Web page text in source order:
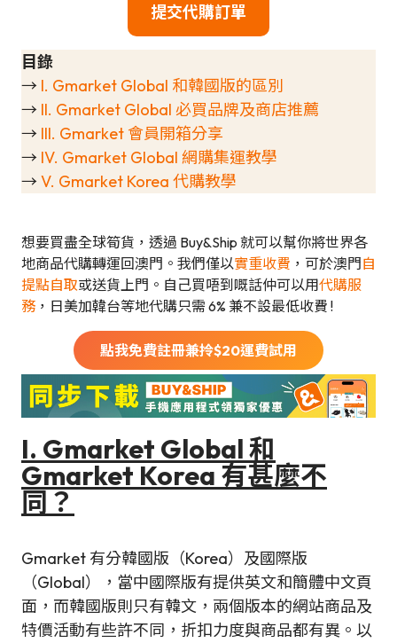
提交代購訂單
目錄
→ I. Gmarket Global 和韓國版的區別
→ II. Gmarket Global 必買品牌及商店推薦
→ III. Gmarket 會員開箱分享
→ IV. Gmarket Global 網購集運教學
→ V. Gmarket Korea 代購教學
想要買盡全球筍貨，透過 Buy&Ship 就可以幫你將世界各
地商品代購轉運回澳門。我們僅以實重收費 ，可於澳門自
提點自取或送貨上門。自己買唔到嘅話仲可以用代購服
務 ，日美加韓台等地代購只需 6% 兼不設最低收費 !
點我免費註冊兼拎$20運費試用
I. Gmarket Global 和
Gmarket Korea 有甚麼不
同？
Gmarket 有分韓國版（Korea）及國際版
（Global），當中國際版有提供英文和簡體中文頁
面，而韓國版則只有韓文，兩個版本的網站商品及
特價活動有些許不同，折扣力度與商品都有異。以